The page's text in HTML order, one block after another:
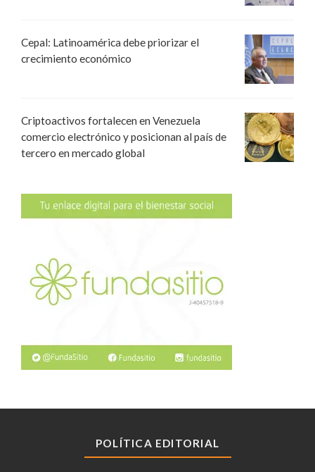
Cepal: Latinoamérica debe priorizar el
crecimiento económico
Criptoactivos fortalecen en Venezuela
comercio electrónico y posicionan al país de
tercero en mercado global
POLÍTICA EDITORIAL